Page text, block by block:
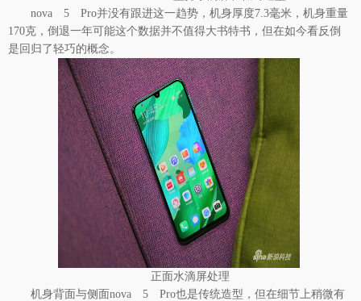
nova 5 Pro并没有跟进这一趋势，机身厚度7.3毫米，机身重量
170克，倒退一年可能这个数据并不值得大书特书，但在如今看反倒
是回归了轻巧的概念。
正面水滴屏处理
机身背面与侧面nova 5 Pro也是传统造型，但在细节上稍微有